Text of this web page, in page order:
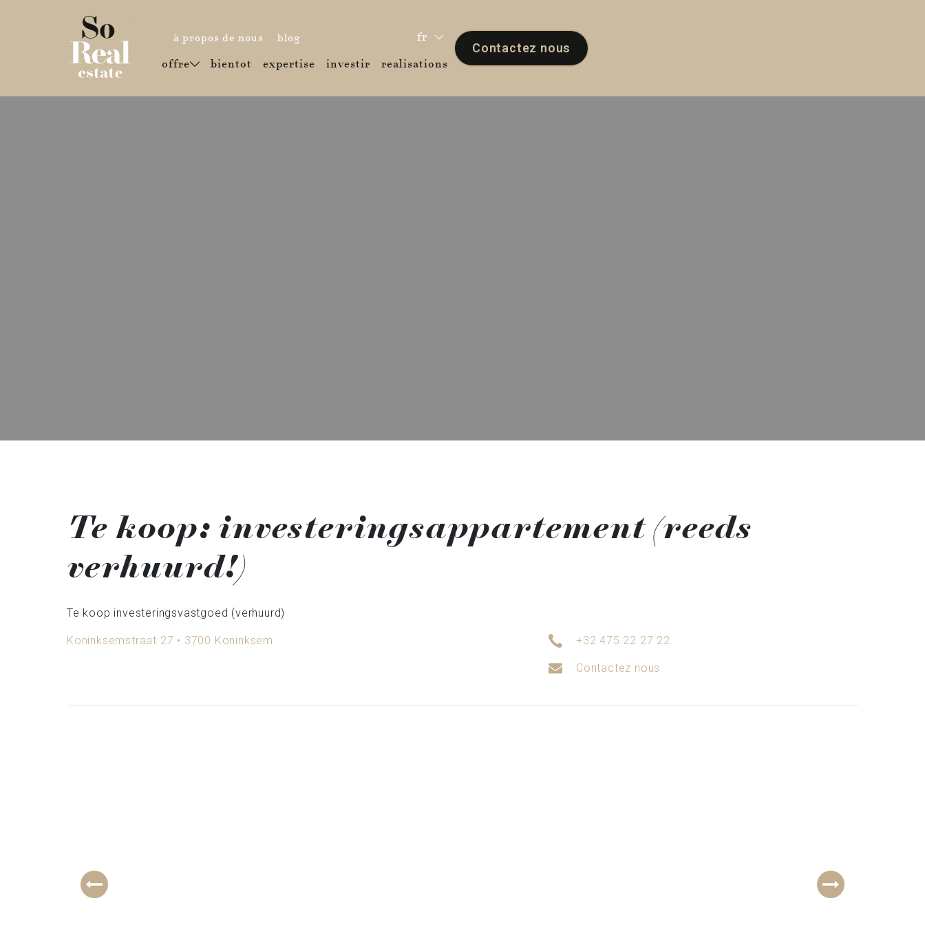
à propos de nous (à propos de nous)
blog fr
offre bientot (bientot)
expertise (expertise)
investir (investir)
realisations (realisations)
Contactez nous
Te koop: investeringsappartement (reeds
verhuurd!)
Te koop investeringsvastgoed (verhuurd)
Koninksemstraat 27 • 3700 Koninksem +32 475 22 27 22
Contactez nous